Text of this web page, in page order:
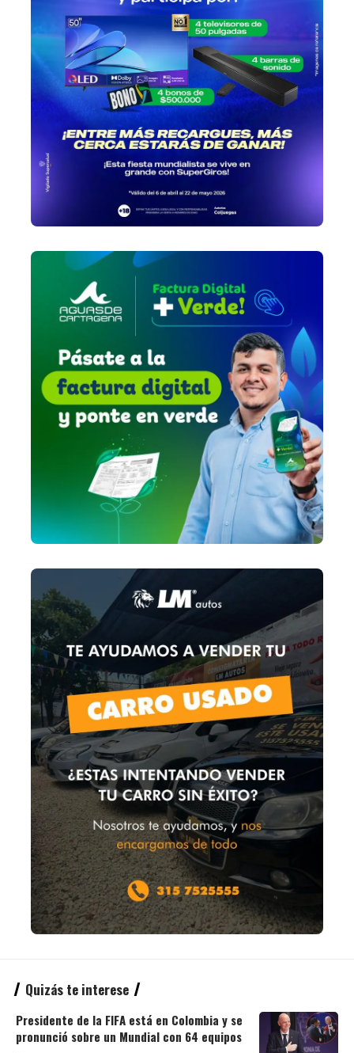
Quizás te interese
Presidente de la FIFA está en Colombia y se
pronunció sobre un Mundial con 64 equipos